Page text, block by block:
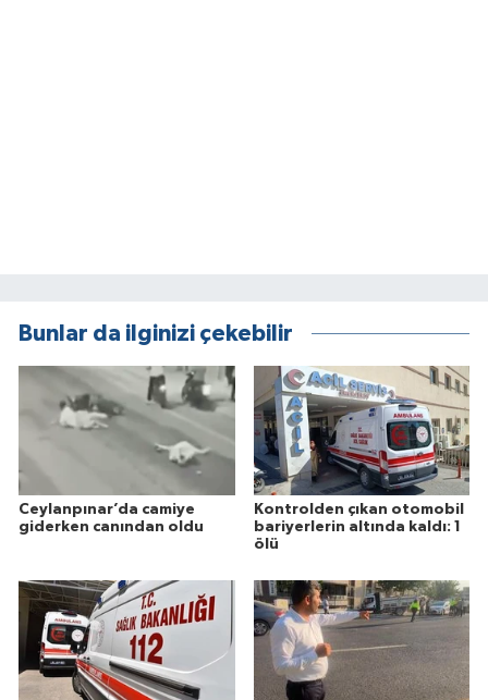
Bunlar da ilginizi çekebilir
Ceylanpınar’da camiye
giderken canından oldu
Kontrolden çıkan otomobil
bariyerlerin altında kaldı: 1
ölü